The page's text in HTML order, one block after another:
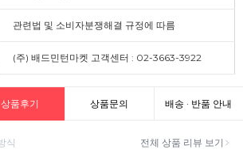
관련법 및 소비자분쟁해결 규정에 따름
(주) 배드민턴마켓 고객센터 : 02-3663-3922
상품후기 상품문의 배송 · 반품 안내